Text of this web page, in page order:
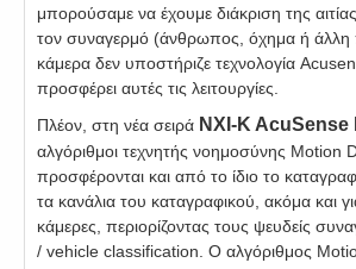
μπορούσαμε να έχουμε διάκριση της
τον συναγερμό (άνθρωπος, όχημα ή άλλη
κάμερα δεν υποστήριζε τεχνολογία
προσφέρει αυτές τις λειτουργίες.
Πλέον, στη νέα σειρά NXI-K AcuSense
αλγόριθμοι τεχνητής νοημοσύνης Motion
προσφέρονται και από το ίδιο το
τα κανάλια του καταγραφικού, ακόμα και
κάμερες, περιορίζοντας τους ψευδείς
/ vehicle classification. O αλγόριθμος